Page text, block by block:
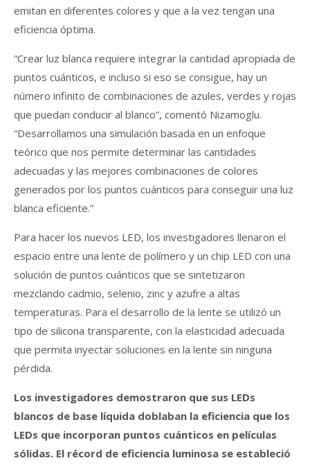
emitan en diferentes colores y que a la vez tengan una
eficiencia óptima.
“Crear luz blanca requiere integrar la cantidad apropiada de
puntos cuánticos, e incluso si eso se consigue, hay un
número infinito de combinaciones de azules, verdes y rojas
que puedan conducir al blanco”, comentó Nizamoglu.
“Desarrollamos una simulación basada en un enfoque
teórico que nos permite determinar las cantidades
adecuadas y las mejores combinaciones de colores
generados por los puntos cuánticos para conseguir una luz
blanca eficiente.”
Para hacer los nuevos LED, los investigadores llenaron el
espacio entre una lente de polímero y un chip LED con una
solución de puntos cuánticos que se sintetizaron
mezclando cadmio, selenio, zinc y azufre a altas
temperaturas. Para el desarrollo de la lente se utilizó un
tipo de silicona transparente, con la elasticidad adecuada
que permita inyectar soluciones en la lente sin ninguna
pérdida.
Los investigadores demostraron que sus LEDs
blancos de base líquida doblaban la eficiencia que los
LEDs que incorporan puntos cuánticos en películas
sólidas. El récord de eficiencia luminosa se estableció